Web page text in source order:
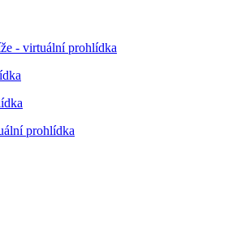
- virtuální prohlídka
prohlídka